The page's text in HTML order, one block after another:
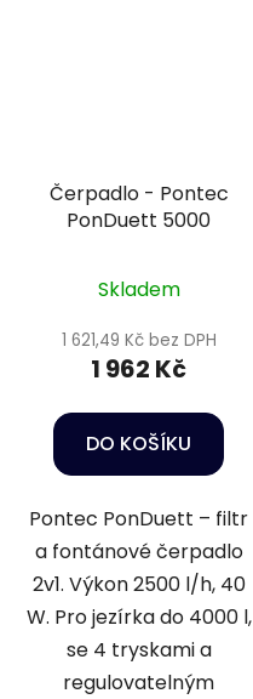
Čerpadlo - Pontec
PonDuett 5000
Skladem
1 621,49 Kč bez DPH
1 962 Kč
DO KOŠÍKU
Pontec PonDuett – filtr
a fontánové čerpadlo
2v1. Výkon 2500 l/h, 40
W. Pro jezírka do 4000 l,
se 4 tryskami a
regulovatelným